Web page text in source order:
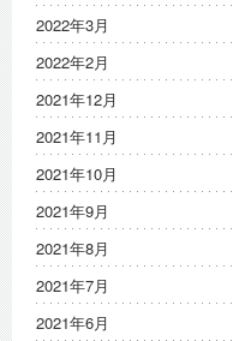
2022年3月
2022年2月
2021年12月
2021年11月
2021年10月
2021年9月
2021年8月
2021年7月
2021年6月